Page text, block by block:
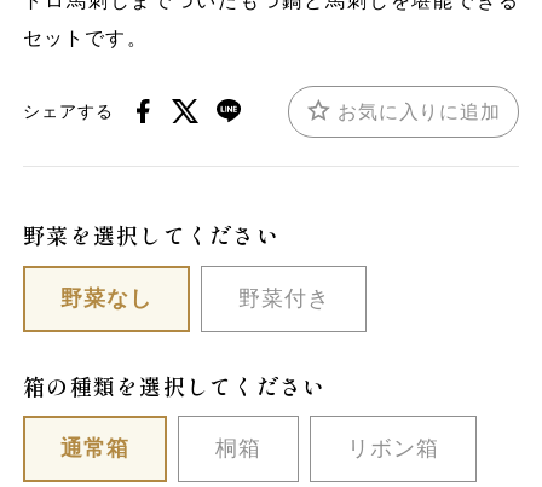
セットです。
シェアする お気に入りに追加
野菜を選択してください
野菜なし 野菜付き
箱の種類を選択してください
通常箱 桐箱 リボン箱